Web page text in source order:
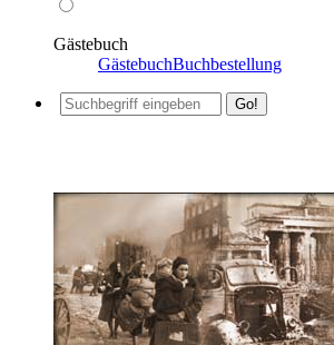
Gästebuch
GästebuchBuchbestellung